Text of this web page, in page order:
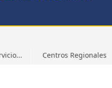
Centros Regionales